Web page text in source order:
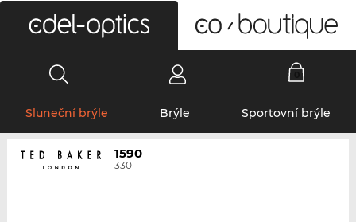
Sluneční brýle Brýle Sportovní brýle
1590
330